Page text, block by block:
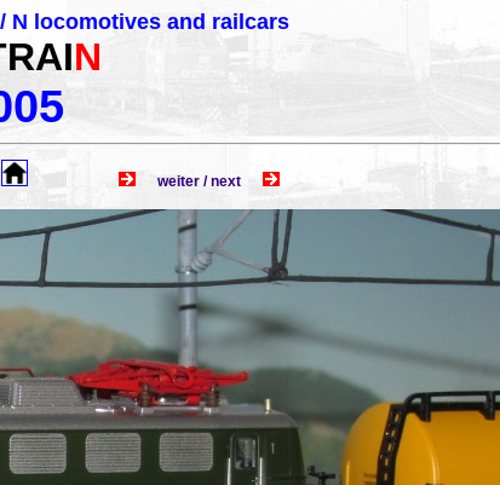
N locomotives and railcars
N
weiter / next